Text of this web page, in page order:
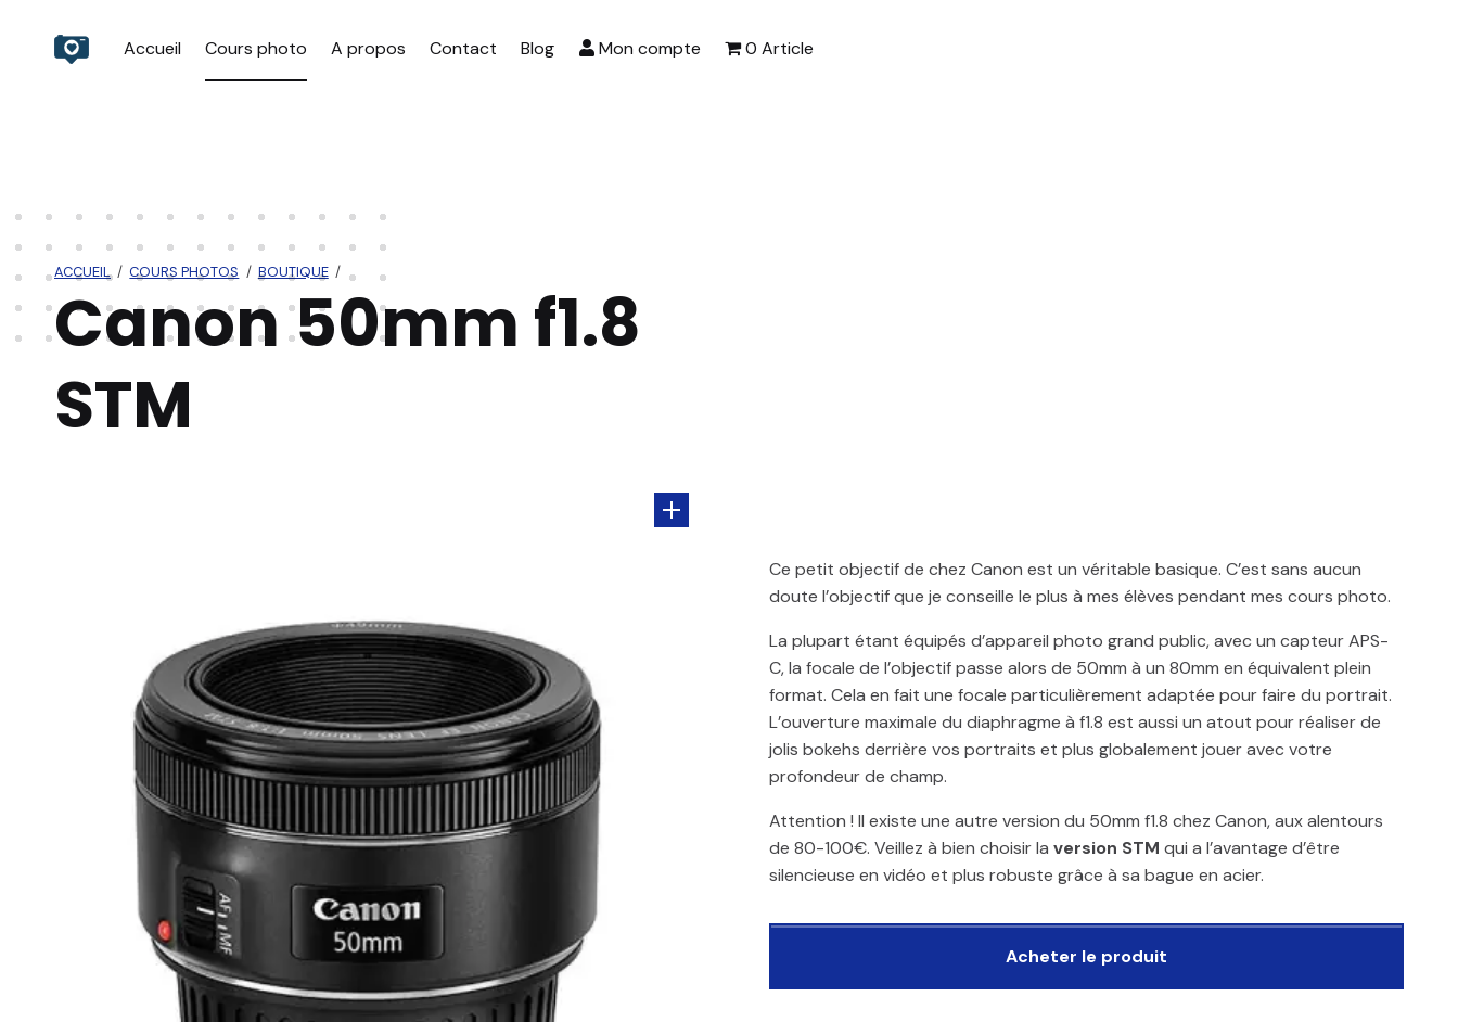
William JEZEQUEL
Cours photo particuliers à NantesAccueil Cours photo A propos Contact Blog Mon compte 0 Article
ACCUEIL / COURS PHOTOS / BOUTIQUE /
Canon 50mm f1.8
STM
Ce petit objectif de chez Canon est un véritable basique. C’est sans aucun
doute l’objectif que je conseille le plus à mes élèves pendant mes cours photo.
La plupart étant équipés d’appareil photo grand public, avec un capteur APS-
C, la focale de l’objectif passe alors de 50mm à un 80mm en équivalent plein
format. Cela en fait une focale particulièrement adaptée pour faire du portrait.
L’ouverture maximale du diaphragme à f1.8 est aussi un atout pour réaliser de
jolis bokehs derrière vos portraits et plus globalement jouer avec votre
profondeur de champ.
Attention ! Il existe une autre version du 50mm f1.8 chez Canon, aux alentours
de 80-100€. Veillez à bien choisir laversion STM qui a l’avantage d’être
silencieuse en vidéo et plus robuste grâce à sa bague en acier.
Acheter le produit